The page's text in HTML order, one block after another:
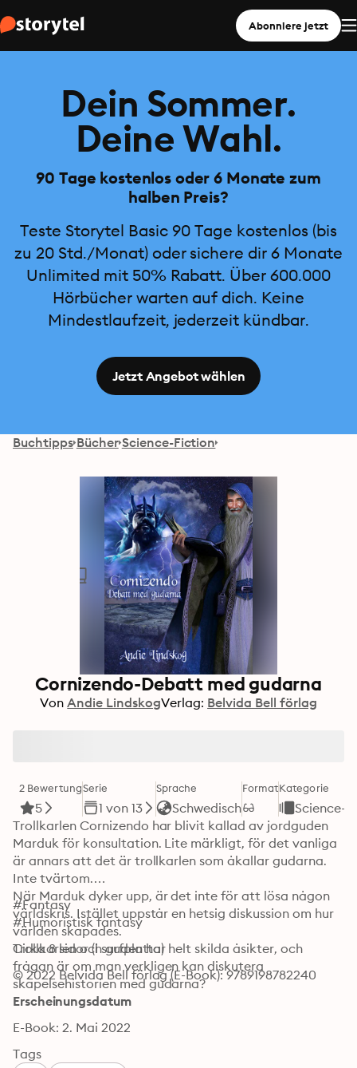
Abonniere jetzt
Dein Sommer.
Deine Wahl.
90 Tage kostenlos oder 6 Monate zum
halben Preis?
Teste Storytel Basic 90 Tage kostenlos (bis
zu 20 Std./Monat) oder sichere dir 6 Monate
Unlimited mit 50% Rabatt. Über 600.000
Hörbücher warten auf dich. Keine
Mindestlaufzeit, jederzeit kündbar.
Jetzt Angebot wählen
Buchtipps Bücher Science-Fiction
Cornizendo-Debatt med gudarna
Von Andie LindskogVerlag: Belvida Bell förlag
2 Bewertung
5
Serie
1 von 13
Sprache
Schwedisch
FormatKategorie
Science-
Trollkarlen Cornizendo har blivit kallad av jordguden
Marduk för konsultation. Lite märkligt, för det vanliga
är annars att det är trollkarlen som åkallar gudarna.
Inte tvärtom.
När Marduk dyker upp, är det inte för att lösa någon
världskris. Istället uppstår en hetsig diskussion om hur
världen skapades.
Trollkarlen och guden har helt skilda åsikter, och
frågan är om man verkligen kan diskutera
skapelsehistorien med gudarna?
#Fantasy
#Humoristisk fantasy
Cirka 8 sidor (i surfplatta)
© 2022 Belvida Bell förlag (E-Book): 9789198782240
Erscheinungsdatum
E-Book: 2. Mai 2022
Tags